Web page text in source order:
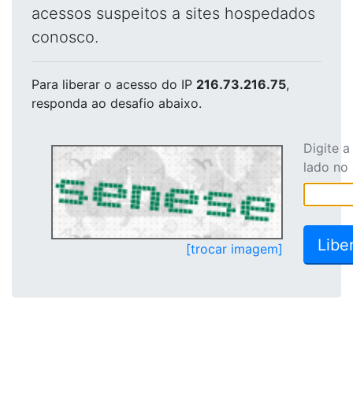
acessos suspeitos a sites hospedados
conosco.
Para liberar o acesso do IP 216.73.216.75,
responda ao desafio abaixo.
[trocar imagem]
Digite
lado no